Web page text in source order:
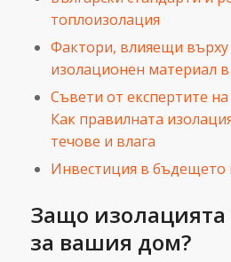
топлоизолация
Фактори, влияещи върху
изолационен материал
Съвети от експертите
Как правилната
течове и влага
Инвестиция в
Защо
за вашия дом?